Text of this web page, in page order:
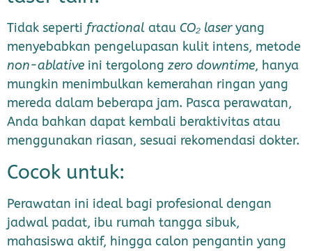
Tidak seperti fractional atau CO₂ laseryang
menyebabkan pengelupasan kulit intens, metode
non-ablative ini tergolong zero downtime, hanya
mungkin menimbulkan kemerahan ringan yang
mereda dalam beberapa jam. Pasca perawatan,
Anda bahkan dapat kembali beraktivitas atau
menggunakan riasan, sesuai rekomendasi dokter.
Cocok untuk:
Perawatan ini ideal bagi profesional dengan
jadwal padat, ibu rumah tangga sibuk,
mahasiswa aktif, hingga calon pengantin yang